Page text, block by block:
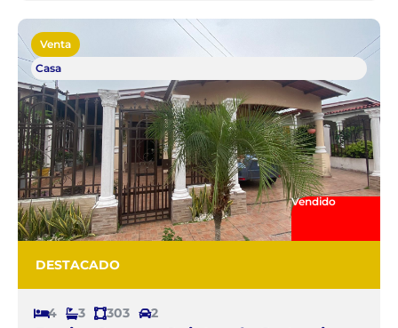
Venta
Casa
Vendido
DESTACADO
4 3 303 2